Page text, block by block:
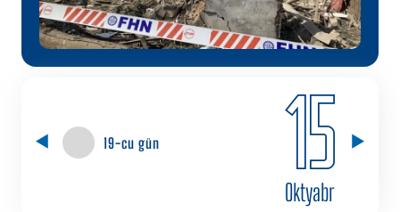
19-cu gün 15
Oktyabr